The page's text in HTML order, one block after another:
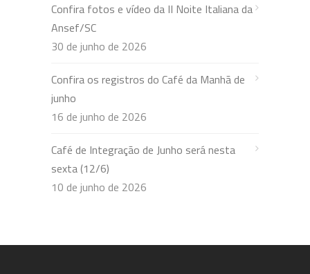
Confira fotos e vídeo da II Noite Italiana da
Ansef/SC
30 de junho de 2026
Confira os registros do Café da Manhã de
junho
16 de junho de 2026
Café de Integração de Junho será nesta
sexta (12/6)
10 de junho de 2026